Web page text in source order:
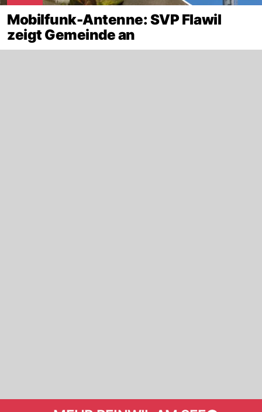
Mobilfunk-Antenne: SVP Flawil
zeigt Gemeinde an